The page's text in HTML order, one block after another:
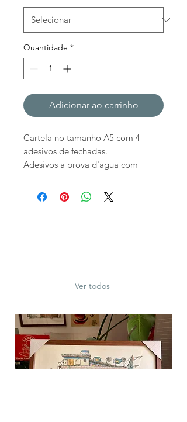
Quantidade *
Adicionar ao carrinho
Cartela no tamanho A5 com 4
adesivos de fechadas.
Adesivos a prova d'agua com
Ver todos